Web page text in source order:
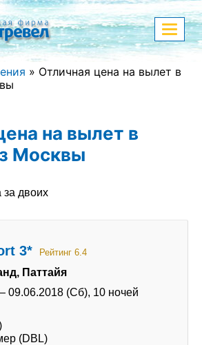
44-68
контакты
сайта
меню
» Отличная цена на вылет в
на вылет в
Москвы
за двоих
3* Рейтинг 6.4
Паттайя
09.06.2018 (Сб), 10 ночей
(DBL)